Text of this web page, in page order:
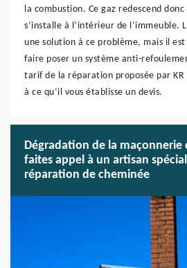
la combustion. Ce gaz redescend
s’installe à l’intérieur de l’immeuble.
une solution à ce problème, mais il
faire poser un système anti-
tarif de la réparation proposée par KR
à ce qu’il vous établisse un devis.
Dégradation de la maçonnerie
faites appel à un artisan
réparation de cheminée